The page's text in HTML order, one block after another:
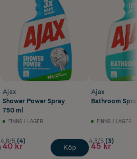
Ajax
Shower Power Spray
750 ml
FINNS I LAGER
4.8/5 (4)
40 kr Köp
Ajax
Bathroom
FINNS I LAGER
4.3/5 (3)
45 kr